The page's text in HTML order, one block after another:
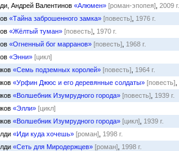
Андрей Валентинов «Алюмен» [роман-эпопея] 2009 г.
«Тайна заброшенного замка» [повесть] 1976 г.
«Жёлтый туман» [повесть] 1970 г.
«Огненный бог марранов» [повесть] 1968 г.
«Энни» [цикл]
«Семь подземных королей» [повесть] 1964 г.
«Урфин Джюс и его деревянные солдаты» [повесть]
«Волшебник Изумрудного города» [повесть] 1939 г.
«Элли» [цикл]
«Волшебник Изумрудного города» [цикл] 1939 г.
«Иди куда хочешь» [роман] 1998 г.
«Сеть для Миродержцев» [роман] 1998 г.